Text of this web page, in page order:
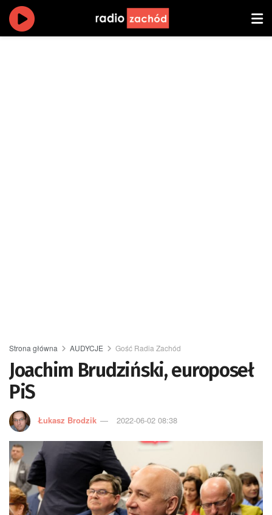
Strona główna AUDYCJE Gość Radia Zachód
Joachim Brudziński, europoseł
PiS
Łukasz Brodzik 2022-06-02 08:38